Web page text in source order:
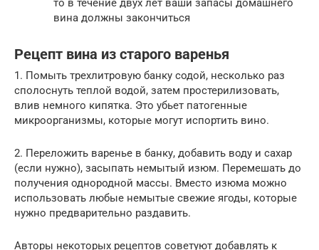
то в течение двух лет ваши запасы домашнего
вина должны закончиться
Рецепт вина из старого варенья
1. Помыть трехлитровую банку содой, несколько раз
сполоснуть теплой водой, затем простерилизовать,
влив немного кипятка. Это убьет патогенные
микроорганизмы, которые могут испортить вино.
2. Переложить варенье в банку, добавить воду и сахар
(если нужно), засыпать немытый изюм. Перемешать до
получения однородной массы. Вместо изюма можно
использовать любые немытые свежие ягоды, которые
нужно предварительно раздавить.
Авторы некоторых рецептов советуют добавлять к